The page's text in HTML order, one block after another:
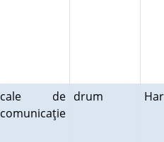
cale de
comunicaţie
drum